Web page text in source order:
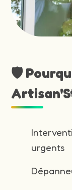
🛡️
urgents